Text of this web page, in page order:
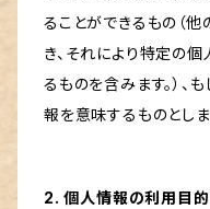
ることができるもの（
き、それにより特定の
るものを含みます。）
報を意味するものとしま
2. 個人情報の利用目的